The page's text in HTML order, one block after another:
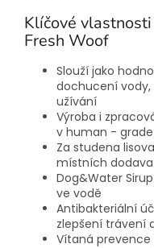
Klíčové
Fresh Woof
Slouží jako
dochucení vody,
užívání
Výroba i
v human -
Za studena
místních
Dog&Water
ve vodě
Antibakteriální
zlepšení trávení
Vítaná